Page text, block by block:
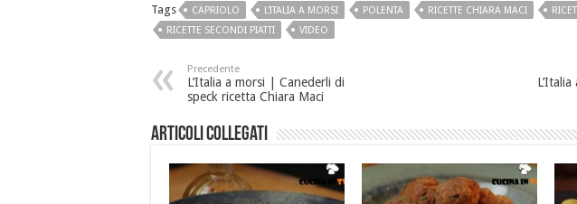
Tags CAPRIOLO L'ITALIA A MORSI POLENTA RICETTE CHIARA MACI
RICETTE SECONDI PIATTI
VIDEO
Precedente
L’Italia a morsi | Canederli di
speck ricetta Chiara Maci
Articoli collegati